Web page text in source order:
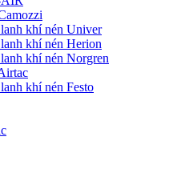
khí nén Univer
khí nén Herion
khí nén Norgren
khí nén Festo